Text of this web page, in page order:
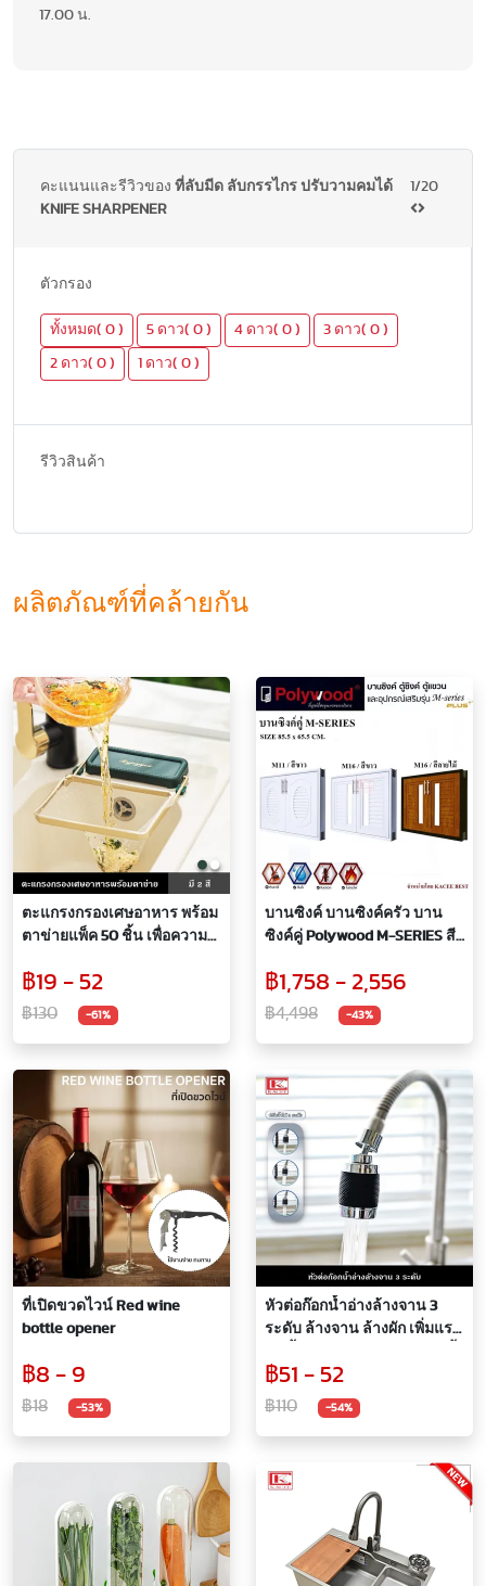
17.00 น.
คะแนนและรีวิวของ ที่ลับมีด ลับกรรไกร ปรับวามคมได้
KNIFE SHARPENER
1/20
ตัวกรอง
ทั้งหมด( 0 ) 5 ดาว( 0 ) 4 ดาว( 0 ) 3 ดาว( 0 )
2 ดาว( 0 ) 1 ดาว( 0 )
รีวิวสินค้า
ผลิตภัณฑ์ที่คล้ายกัน
ตะแกรงกรองเศษอาหาร พร้อม
ตาข่ายแพ็ค 50 ชิ้น เพื่อความ
ตาข่ายรีฟิล
฿19 - 52
฿130 -61%
บานซิงค์ บานซิงค์ครัว บาน
ซิงค์คู่ Polywood M-SERIES สี
฿1,758 - 2,556
฿4,498 -43%
ที่เปิดขวดไวน์ Red wine
bottle opener
฿8 - 9
฿18 -53%
หัวต่อก๊อกน้ำอ่างล้างจาน 3
ระดับ ล้างจาน ล้างผัก เพิ่มแรง
ง่าย มีอะไหล่ครบชุด
Multifunctional Universal
Shower 360 degree rotation
฿51 - 52
฿110 -54%